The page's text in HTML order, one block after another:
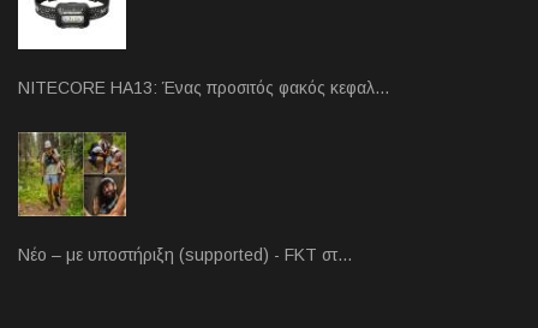
NITECORE HA13: Ένας προσιτός φακός κεφαλ…
Νέο – με υποστήριξη (supported) - FKT στ…